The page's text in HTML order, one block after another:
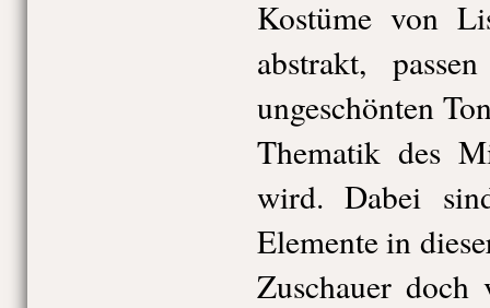
Kostüme von
abstrakt,
ungeschönten
Thematik des
wird. Dabei
Elemente in
Zuschauer doch